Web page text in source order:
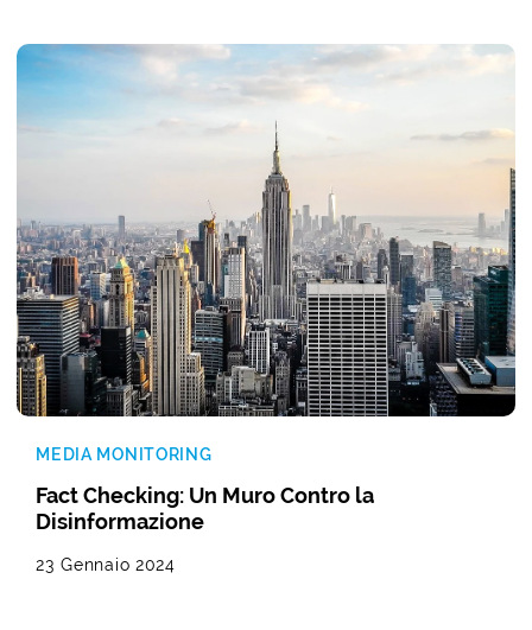
MEDIA MONITORING
Fact Checking: Un Muro Contro la
Disinformazione
23 Gennaio 2024